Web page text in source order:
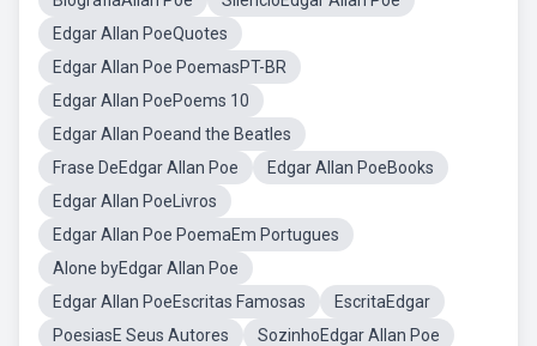
Edgar Allan PoeQuotes
Edgar Allan Poe PoemasPT-BR
Edgar Allan PoePoems 10
Edgar Allan Poeand the Beatles
Frase DeEdgar Allan Poe
Edgar Allan PoeBooks
Edgar Allan PoeLivros
Edgar Allan Poe PoemaEm Portugues
Alone byEdgar Allan Poe
Edgar Allan PoeEscritas Famosas
EscritaEdgar
PoesiasE Seus Autores
SozinhoEdgar Allan Poe